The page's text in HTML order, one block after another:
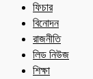
ফিচার
বিনোদন
রাজনীতি
লিড নিউজ
শিক্ষা